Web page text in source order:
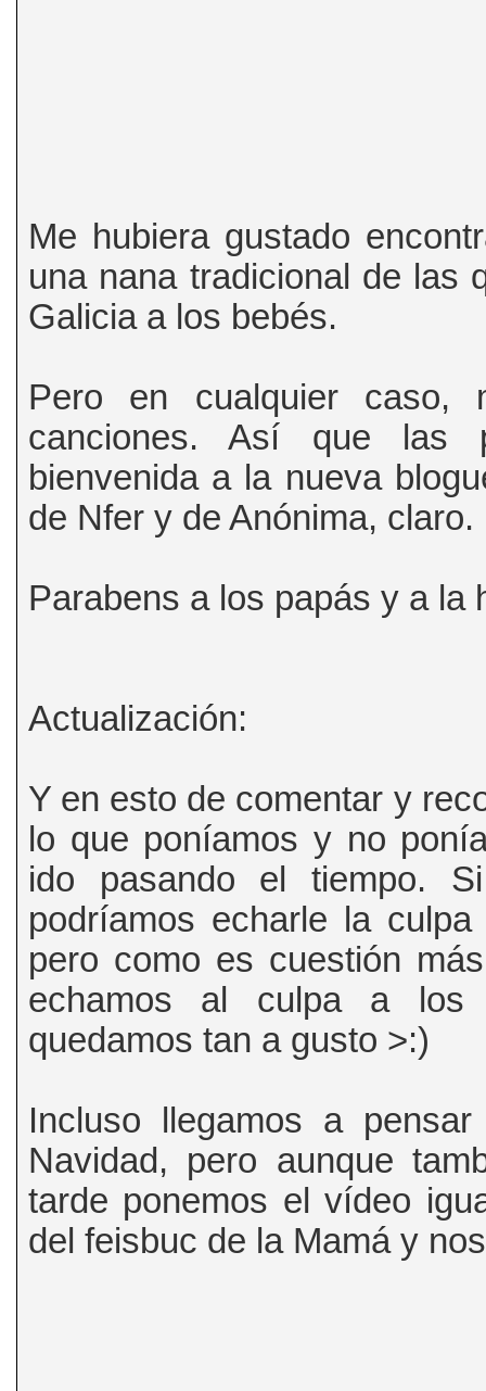
Me hubiera gustado
una nana tradicional de las
Galicia a los bebés.
Pero en cualquier caso,
canciones. Así que
bienvenida a la nueva
de Nfer y de Anónima, claro.
Parabens a los papás y a la
Actualización:
Y en esto de comentar y
lo que poníamos y no
ido pasando el tiempo.
podríamos echarle la
pero como es cuestión
echamos al culpa a los
quedamos tan a gusto >:)
Incluso llegamos a
Navidad, pero aunque
tarde ponemos el vídeo
del feisbuc de la Mamá y